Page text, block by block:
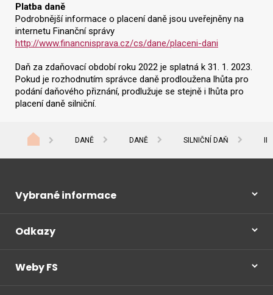
Platba daně
Podrobnější informace o placení daně jsou uveřejněny na
internetu Finanční správy
http://www.financnisprava.cz/cs/dane/placeni-dani
Daň za zdaňovací období roku 2022 je splatná k 31. 1. 2023.
Pokud je rozhodnutím správce daně prodloužena lhůta pro
podání daňového přiznání, prodlužuje se stejně i lhůta pro
placení daně silniční.
DANĚ DANĚ SILNIČNÍ DAŇ
Vybrané informace
Odkazy
Weby FS